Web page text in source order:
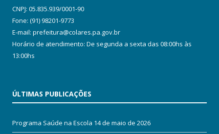
CNPJ: 05.835.939/0001-90
Fone: (91) 98201-9773
E-mail: prefeitura@colares.pa.gov.br
Horário de atendimento: De segunda a sexta das 08:00hs às
13:00hs
ÚLTIMAS PUBLICAÇÕES
Programa Saúde na Escola 14 de maio de 2026